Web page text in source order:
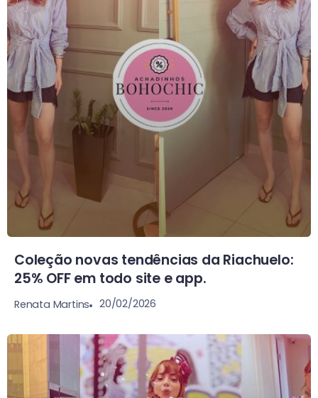
Coleção novas tendências da Riachuelo:
25% OFF em todo site e app.
Renata Martins 20/02/2026